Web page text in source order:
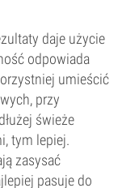
daje użycie
odpowiada
umieścić
przy
świeże
tym lepiej.
zasysać
pasuje do